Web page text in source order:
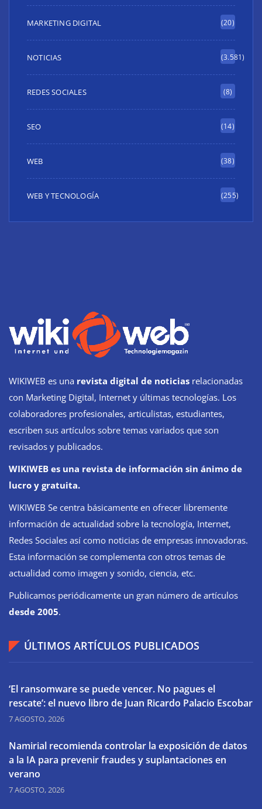
MARKETING DIGITAL (20)
NOTICIAS (3.581)
REDES SOCIALES (8)
SEO (14)
WEB (38)
WEB Y TECNOLOGÍA (255)
WIKIWEB es una revista digital de noticias relacionadas
con Marketing Digital, Internet y últimas tecnologías. Los
colaboradores profesionales, articulistas, estudiantes,
escriben sus artículos sobre temas variados que son
revisados y publicados.
WIKIWEB es una revista de información sin ánimo de
lucro y gratuita.
WIKIWEB Se centra básicamente en ofrecer libremente
información de actualidad sobre la tecnología, Internet,
Redes Sociales así como noticias de empresas innovadoras.
Esta información se complementa con otros temas de
actualidad como imagen y sonido, ciencia, etc.
Publicamos periódicamente un gran número de artículos
desde 2005.
ÚLTIMOS ARTÍCULOS PUBLICADOS
‘El ransomware se puede vencer. No pagues el
rescate’: el nuevo libro de Juan Ricardo Palacio Escobar
7 AGOSTO, 2026
Namirial recomienda controlar la exposición de datos
a la IA para prevenir fraudes y suplantaciones en
verano
7 AGOSTO, 2026